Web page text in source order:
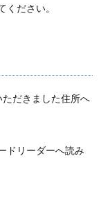
ださい。
だきました住所へ
ドリーダーへ読み